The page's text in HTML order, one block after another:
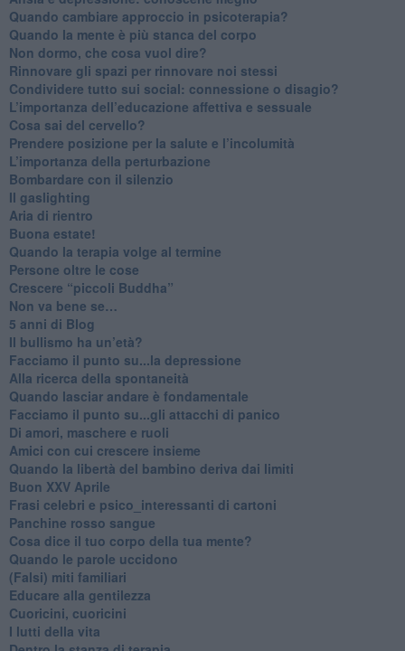
Quando cambiare approccio in psicoterapia?
​Quando la mente è più stanca del corpo
Non dormo, che cosa vuol dire?
​Rinnovare gli spazi per rinnovare noi stessi
​Condividere tutto sui social: connessione o disagio?
​L’importanza dell’educazione affettiva e sessuale
​Cosa sai del cervello?
Prendere posizione per la salute e l’incolumità
L’importanza della perturbazione
​Bombardare con il silenzio
Il gaslighting
Aria di rientro
Buona estate!
​Quando la terapia volge al termine
​Persone oltre le cose
​Crescere “piccoli Buddha”
Non va bene se…
​5 anni di Blog
​Il bullismo ha un’età?
Facciamo il punto su...la depressione
​Alla ricerca della spontaneità
​Quando lasciar andare è fondamentale
Facciamo il punto su...gli attacchi di panico
Di amori, maschere e ruoli
​Amici con cui crescere insieme
​Quando la libertà del bambino deriva dai limiti
Buon XXV Aprile
​Frasi celebri e psico_interessanti di cartoni
​Panchine rosso sangue
​Cosa dice il tuo corpo della tua mente?
​Quando le parole uccidono
​(Falsi) miti familiari
​Educare alla gentilezza
​Cuoricini, cuoricini
I lutti della vita